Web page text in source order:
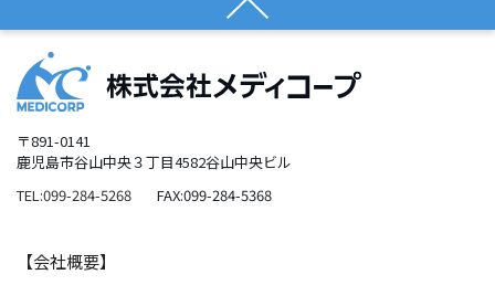
〒891-0141
鹿児島市谷山中央３丁目4582谷山中央ビル
TEL:099-284-5268
FAX:099-284-5368
【会社概要】